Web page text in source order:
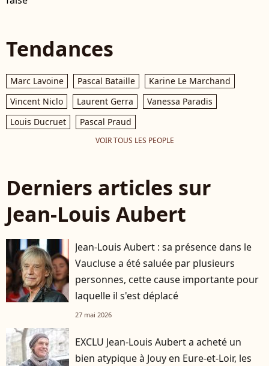
Tendances
Marc Lavoine Pascal Bataille
Karine Le Marchand
Vincent Niclo
Laurent Gerra
Vanessa Paradis
Louis Ducruet
Pascal Praud
VOIR TOUS LES PEOPLE
Derniers articles sur
Jean-Louis Aubert
Jean-Louis Aubert : sa présence dans le
Vaucluse a été saluée par plusieurs
personnes, cette cause importante pour
laquelle il s'est déplacé
27 mai 2026
EXCLU Jean-Louis Aubert a acheté un
bien atypique à Jouy en Eure-et-Loir, les